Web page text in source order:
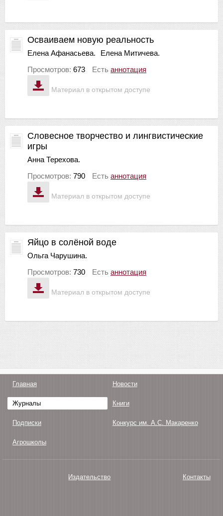
Материал в открытом доступе
Осваиваем новую реальность
Елена Афанасьева.
Елена Митичева.
Просмотров: 673 Есть аннотация
Материал в открытом доступе
Словесное творчество и лингвистические
игры
Анна Терехова.
Просмотров: 790 Есть аннотация
Материал в открытом доступе
Яйцо в солёной воде
Ольга Чарушина.
Просмотров: 730 Есть аннотация
Главная Новости
Журналы Книги
Подписки Конкурс им. А.С. Макаренко
Агрошколы
Издательство Контакты